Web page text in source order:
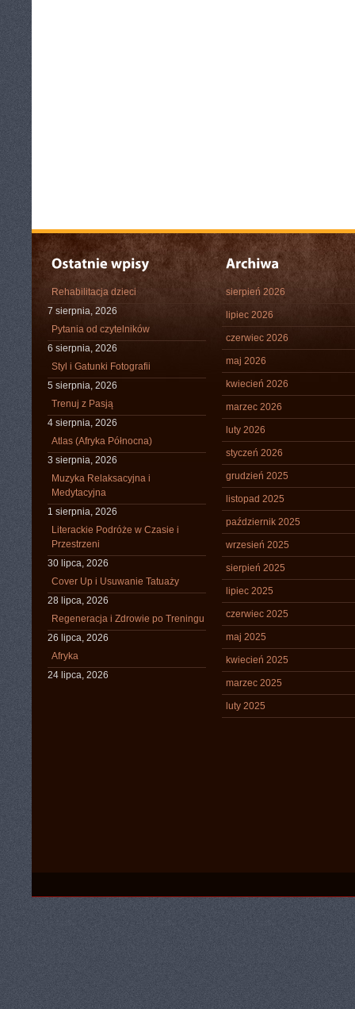
Rehabilitacja dzieci
7 sierpnia, 2026
Pytania od czytelników
6 sierpnia, 2026
Styl i Gatunki Fotografii
5 sierpnia, 2026
Trenuj z Pasją
4 sierpnia, 2026
Atlas (Afryka Północna)
3 sierpnia, 2026
Muzyka Relaksacyjna i
Medytacyjna
1 sierpnia, 2026
Literackie Podróże w Czasie i
Przestrzeni
30 lipca, 2026
Cover Up i Usuwanie Tatuaży
28 lipca, 2026
Regeneracja i Zdrowie po Treningu
26 lipca, 2026
Afryka
24 lipca, 2026
sierpień 2026
lipiec 2026
czerwiec 2026
maj 2026
kwiecień 2026
marzec 2026
luty 2026
styczeń 2026
grudzień 2025
listopad 2025
październik 2025
wrzesień 2025
sierpień 2025
lipiec 2025
czerwiec 2025
maj 2025
kwiecień 2025
marzec 2025
luty 2025